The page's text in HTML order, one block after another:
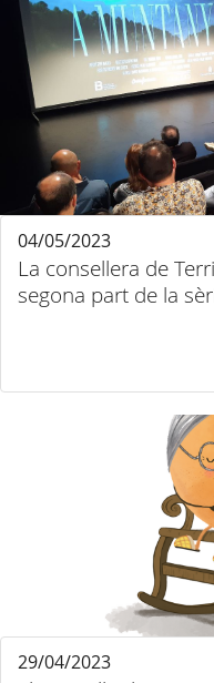
La consellera de
segona part de la
04/05/2023
29/04/2023